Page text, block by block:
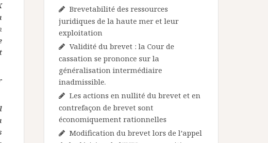
Brevetabilité des ressources
juridiques de la haute mer et leur
exploitation
Validité du brevet : la Cour de
cassation se prononce sur la
généralisation intermédiaire
inadmissible.
Les actions en nullité du brevet et en
contrefaçon de brevet sont
économiquement rationnelles
Modification du brevet lors de l’appel